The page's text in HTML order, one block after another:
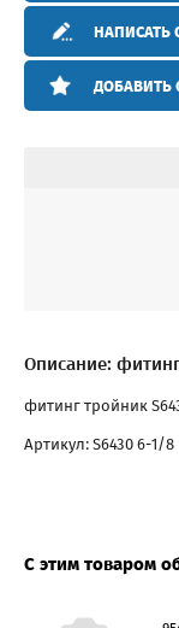
НАПИСАТЬ
ДОБАВИТЬ
Описание:
фитинг тройник
Артикул: S6430 6-1/8
С этим товаром